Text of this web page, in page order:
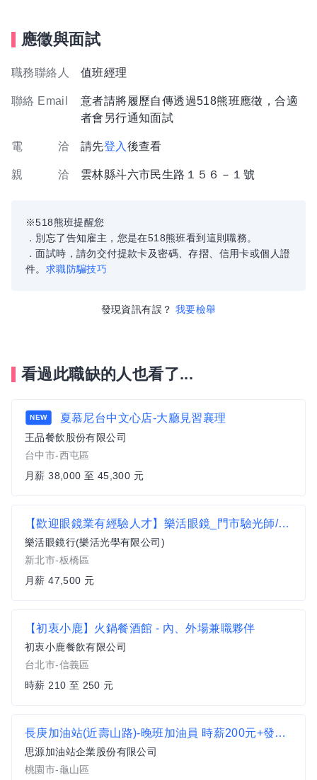
應徵與面試
職務聯絡人 值班經理
聯絡 Email
意者請將履歷自傳透過518熊班應徵，合適
者會另行通知面試
電 洽 請先登入 後查看
親 洽 雲林縣斗六市民生路１５６－１號
※518熊班提醒您
．別忘了告知雇主，您是在518熊班看到這則職務。
．面試時，請勿交付提款卡及密碼、存摺、信用卡或個人證
件。 求職防騙技巧
發現資訊有誤？ 我要檢舉
看過此職缺的人也看了...
NEW 夏慕尼台中文心店-大廳見習襄理
王品餐飲股份有限公司
台中市-西屯區
月薪 38,000 至 45,300 元
【歡迎眼鏡業有經驗人才】樂活眼鏡_門市驗光師/生(新北地區)
樂活眼鏡行(樂活光學有限公司)
新北市-板橋區
月薪 47,500 元
【初衷小鹿】火鍋餐酒館 - 內、外場兼職夥伴
初衷小鹿餐飲有限公司
台北市-信義區
時薪 210 至 250 元
長庚加油站(近壽山路)-晚班加油員 時薪200元+發油獎勵金(依公司規定核計)
思源加油站企業股份有限公司
桃園市-龜山區